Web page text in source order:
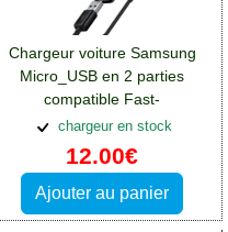
Chargeur voiture Samsung
Micro_USB en 2 parties
compatible Fast-
Charge:Chargeurs Blackberry
DTEK50
chargeur en stock
12.00€
Ajouter au panier